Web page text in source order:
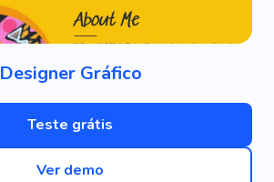
Designer Gráfico
Teste grátis
Ver demo